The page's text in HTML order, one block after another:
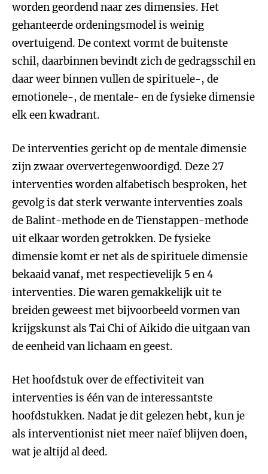
worden geordend naar zes dimensies. Het
gehanteerde ordeningsmodel is weinig
overtuigend. De context vormt de buitenste
schil, daarbinnen bevindt zich de gedragsschil en
daar weer binnen vullen de spirituele-, de
emotionele-, de mentale- en de fysieke dimensie
elk een kwadrant.
De interventies gericht op de mentale dimensie
zijn zwaar oververtegenwoordigd. Deze 27
interventies worden alfabetisch besproken, het
gevolg is dat sterk verwante interventies zoals
de Balint-methode en de Tienstappen-methode
uit elkaar worden getrokken. De fysieke
dimensie komt er net als de spirituele dimensie
bekaaid vanaf, met respectievelijk 5 en 4
interventies. Die waren gemakkelijk uit te
breiden geweest met bijvoorbeeld vormen van
krijgskunst als Tai Chi of Aikido die uitgaan van
de eenheid van lichaam en geest.
Het hoofdstuk over de effectiviteit van
interventies is één van de interessantste
hoofdstukken. Nadat je dit gelezen hebt, kun je
als interventionist niet meer naïef blijven doen,
wat je altijd al deed.